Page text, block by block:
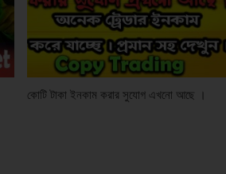
কোটি টাকা ইনকাম করার সুযোগ এখনো আছে ।